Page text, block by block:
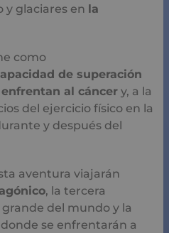
y glaciares en la
como
de superación
al cáncer y, a la
del ejercicio físico en la
y después del
aventura viajarán
, la tercera
del mundo y la
se enfrentarán a